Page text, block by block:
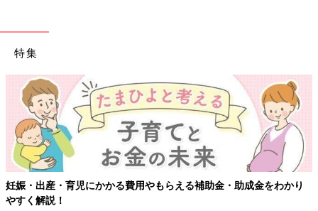
特集
妊娠・出産・育児にかかる費用やもらえる補助金・助成金をわかり
やすく解説！